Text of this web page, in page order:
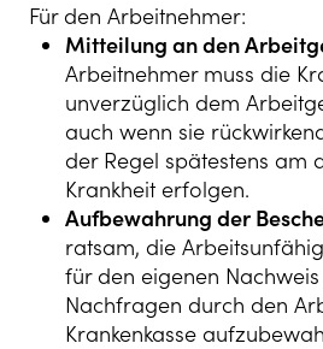
Für den Arbeitnehmer:
Mitteilung an den
Arbeitnehmer muss die
unverzüglich dem
auch wenn sie
der Regel spätestens am
Krankheit erfolgen.
Aufbewahrung der
ratsam, die
für den eigenen
Nachfragen durch den
Krankenkasse